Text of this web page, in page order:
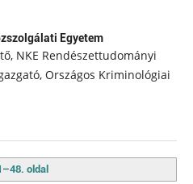
Egyetem
NKE Rendészettudományi
Országos Kriminológiai
oldal